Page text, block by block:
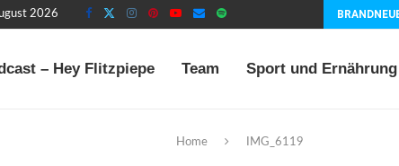
2026
– Hey Flitzpiepe Team Sport und Ernährung
Home IMG_6119